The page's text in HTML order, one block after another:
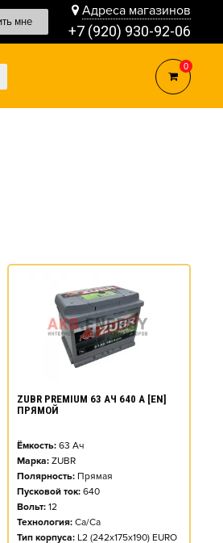
мне
Адреса магазинов
+7 (920) 930-92-06
0
ZUBR PREMIUM 63 АЧ 640 А [EN]
ПРЯМОЙ
Ёмкость: 63 Ач
Марка: ZUBR
Полярность: Прямая
Пусковой ток: 640
Вольт: 12
Технология: Ca/Ca
Тип корпуса: L2 (242x175x190) EURO